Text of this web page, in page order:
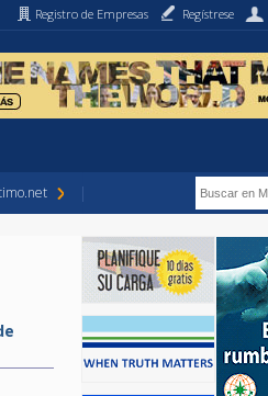
Registro de Empresas Regístrese